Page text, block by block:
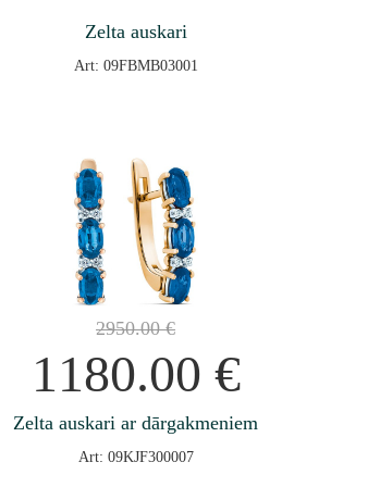
Zelta auskari
Art: 09FBMB03001
2950.00€
1180.00 €
Zelta auskari ar dārgakmeniem
Art: 09KJF300007